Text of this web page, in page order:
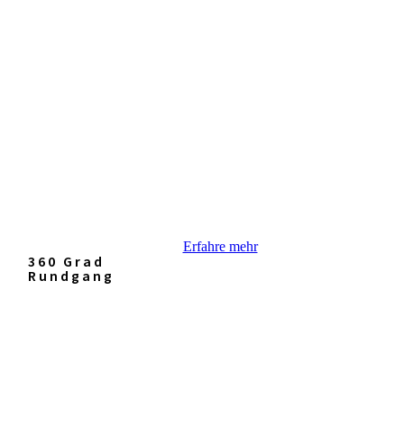
Erfahre mehr
360 Grad
Rundgang